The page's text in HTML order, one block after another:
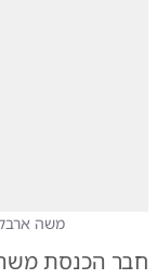
משה
חבר הכנסת